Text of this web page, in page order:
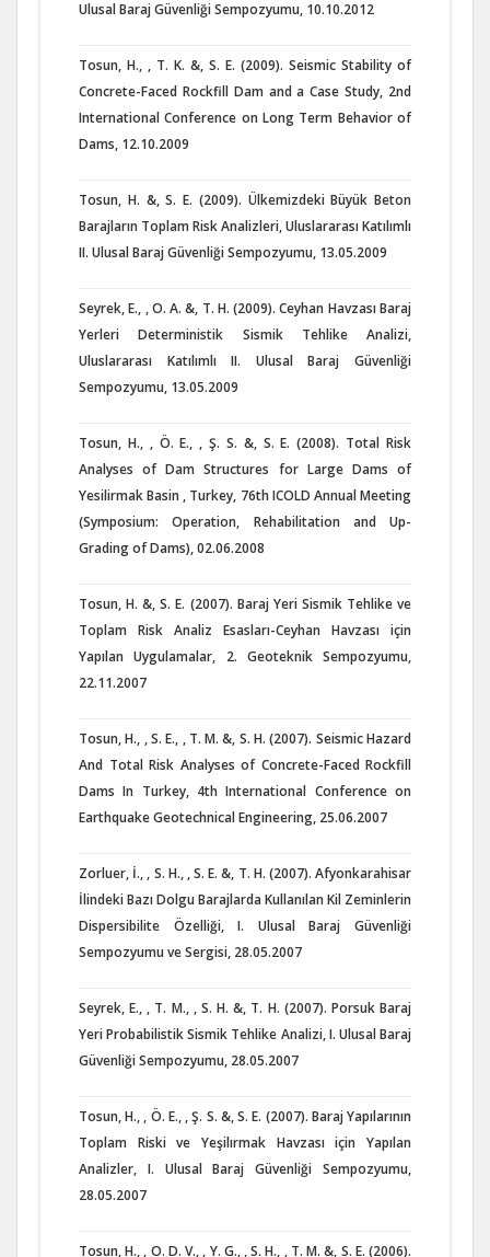
Ulusal Baraj Güvenliği Sempozyumu, 10.10.2012
Tosun, H., , T. K. &, S. E. (2009). Seismic Stability of
Concrete-Faced Rockfill Dam and a Case Study, 2nd
International Conference on Long Term Behavior of
Dams, 12.10.2009
Tosun, H. &, S. E. (2009). Ülkemizdeki Büyük Beton
Barajların Toplam Risk Analizleri, Uluslararası Katılımlı
II. Ulusal Baraj Güvenliği Sempozyumu, 13.05.2009
Seyrek, E., , O. A. &, T. H. (2009). Ceyhan Havzası Baraj
Yerleri Deterministik Sismik Tehlike Analizi,
Uluslararası Katılımlı II. Ulusal Baraj Güvenliği
Sempozyumu, 13.05.2009
Tosun, H., , Ö. E., , Ş. S. &, S. E. (2008). Total Risk
Analyses of Dam Structures for Large Dams of
Yesilirmak Basin , Turkey, 76th ICOLD Annual Meeting
(Symposium: Operation, Rehabilitation and Up-
Grading of Dams), 02.06.2008
Tosun, H. &, S. E. (2007). Baraj Yeri Sismik Tehlike ve
Toplam Risk Analiz Esasları-Ceyhan Havzası için
Yapılan Uygulamalar, 2. Geoteknik Sempozyumu,
22.11.2007
Tosun, H., , S. E., , T. M. &, S. H. (2007). Seismic Hazard
And Total Risk Analyses of Concrete-Faced Rockfill
Dams In Turkey, 4th International Conference on
Earthquake Geotechnical Engineering, 25.06.2007
Zorluer, İ., , S. H., , S. E. &, T. H. (2007). Afyonkarahisar
İlindeki Bazı Dolgu Barajlarda Kullanılan Kil Zeminlerin
Dispersibilite Özelliği, I. Ulusal Baraj Güvenliği
Sempozyumu ve Sergisi, 28.05.2007
Seyrek, E., , T. M., , S. H. &, T. H. (2007). Porsuk Baraj
Yeri Probabilistik Sismik Tehlike Analizi, I. Ulusal Baraj
Güvenliği Sempozyumu, 28.05.2007
Tosun, H., , Ö. E., , Ş. S. &, S. E. (2007). Baraj Yapılarının
Toplam Riski ve Yeşilırmak Havzası için Yapılan
Analizler, I. Ulusal Baraj Güvenliği Sempozyumu,
28.05.2007
Tosun, H., , O. D. V., , Y. G., , S. H., , T. M. &, S. E. (2006).